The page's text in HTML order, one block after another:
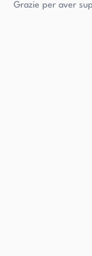
Grazie per aver